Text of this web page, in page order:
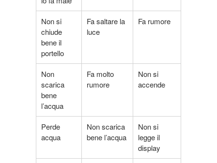
Non si
chiude
bene il
portello
Fa saltare la
luce
Fa rumore
Non
scarica
bene
l’acqua
Fa molto
rumore
Non si
accende
Perde
acqua
Non scarica
bene l’acqua
Non si
legge il
display